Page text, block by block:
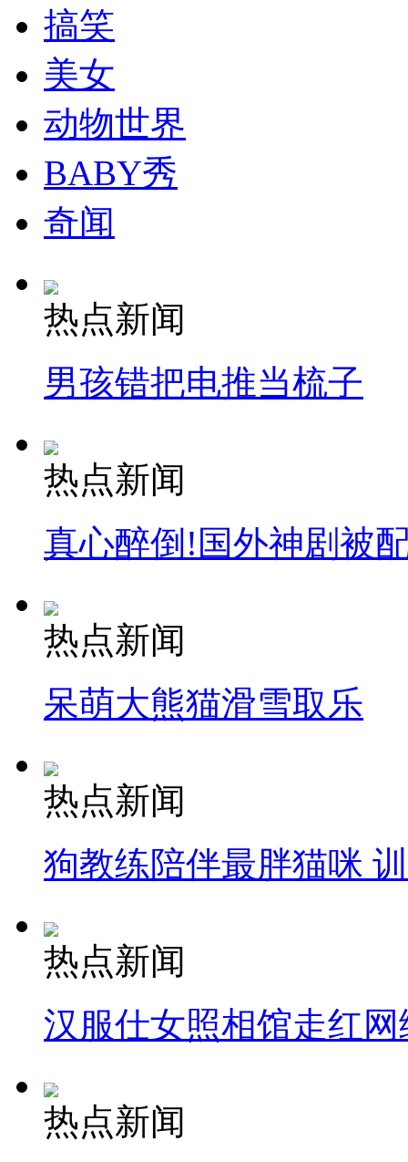
走！跟着总书记去植树
消防员救轻生者 花炮节热闹非凡
司机酒驾遇交警 急速倒车逃窜
搞笑
美女
动物世界
BABY秀
奇闻
热点新闻
男孩错把电推当梳子
热点新闻
真心醉倒!国外神剧被
热点新闻
呆萌大熊猫滑雪取乐
热点新闻
狗教练陪伴最胖猫咪
热点新闻
汉服仕女照相馆走红网
热点新闻